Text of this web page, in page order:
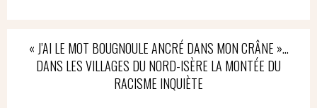
« J’AI LE MOT BOUGNOULE ANCRÉ DANS MON CRÂNE »…
DANS LES VILLAGES DU NORD-ISÈRE LA MONTÉE DU
RACISME INQUIÈTE